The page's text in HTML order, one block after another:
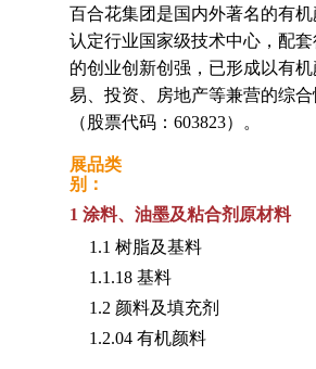
百合花集团是国内外著名的有
认定行业国家级技术中心，配
的创业创新创强，已形成以有
易、投资、房地产等兼营的综
（股票代码：603823）。
展品类
别：
1 涂料、油墨及粘合剂原材料
1.1 树脂及基料
1.1.18 基料
1.2 颜料及填充剂
1.2.04 有机颜料